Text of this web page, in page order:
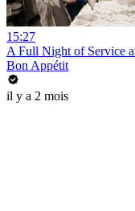
15:27
A Full Night of Service
Bon Appétit
il y a 2 mois